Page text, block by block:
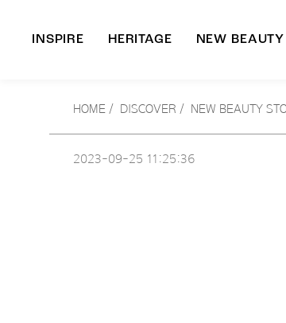
INSPIRE HERITAGE NEW BEAUTY
HOME / DISCOVER / NEW BEAUTY
2023-09-25 11:25:36